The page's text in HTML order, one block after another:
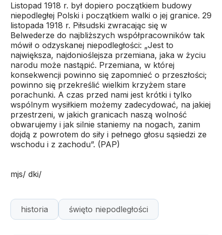
Listopad 1918 r. był dopiero początkiem budowy
niepodległej Polski i początkiem walki o jej granice. 29
listopada 1918 r. Piłsudski zwracając się w
Belwederze do najbliższych współpracowników tak
mówił o odzyskanej niepodległości: „Jest to
największa, najdonioślejsza przemiana, jaka w życiu
narodu może nastąpić. Przemiana, w której
konsekwencji powinno się zapomnieć o przeszłości;
powinno się przekreślić wielkim krzyżem stare
porachunki. A czas przed nami jest krótki i tylko
wspólnym wysiłkiem możemy zadecydować, na jakiej
przestrzeni, w jakich granicach naszą wolność
obwarujemy i jak silnie staniemy na nogach, zanim
dojdą z powrotem do siły i pełnego głosu sąsiedzi ze
wschodu i z zachodu”. (PAP)
mjs/ dki/
historia święto niepodległości